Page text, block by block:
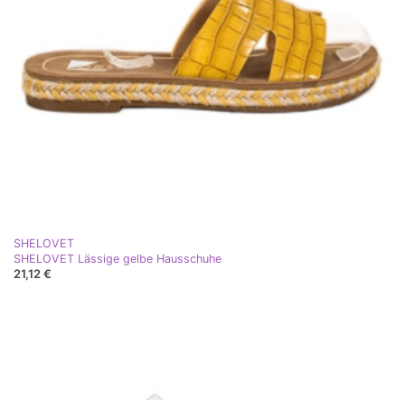
SHELOVET
SHELOVET Lässige gelbe Hausschuhe
21,12 €